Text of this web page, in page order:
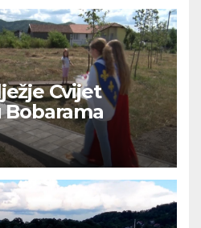
Cvijet